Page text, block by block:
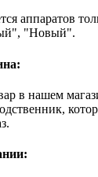
аппаратов
"Новый".
в нашем